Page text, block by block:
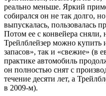
реально меньше. Яркий
собирался он не так долго,
выпускалась, пользовалась
Потом ее с конвейера сняли,
Трейлблейзер можно купить
запасов», так и «свежие» (в
практике автомобиль
он полностью снят с
течение десяти лет, а
в 2009-м).